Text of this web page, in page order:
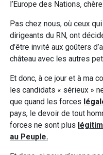
l’Europe des Nations,
Pas chez nous, où ceux
dirigeants du RN, ont
d’être invité aux goûters
château avec les autres
Et donc, à ce jour et à ma
les candidats « sérieux »
que quand les forces
pays, le devoir de tout
forces ne sont plus
au Peuple.